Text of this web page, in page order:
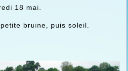
18 mai.
bruine, puis soleil.